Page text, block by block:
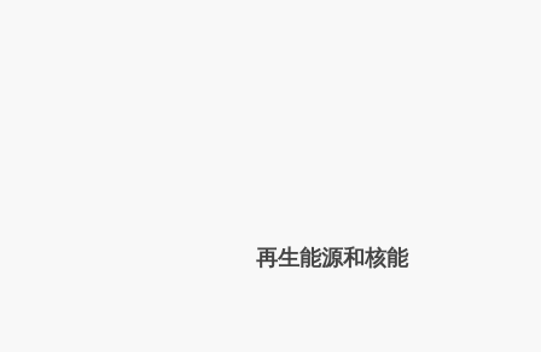
再生能源和核能